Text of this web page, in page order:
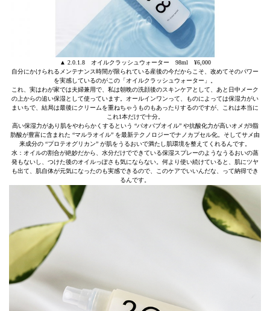
▲ 2.0.1.8 オイルクラッシュウォーター 98ml ¥6,000
自分にかけられるメンテナンス時間が限られている産後の今だからこそ、改めてそのパワー
を実感しているのがこの「オイルクラッシュウォーター」。
これ、実はわが家では夫婦兼用で、私は朝晩の洗顔後のスキンケアとして、あと日中メーク
の上からの追い保湿として使っています。オールインワンって、ものによっては保湿力がい
まいちで、結局は最後にクリームを重ねちゃうものもあったりするのですが、これは本当に
これ1本だけで十分。
高い保湿力があり肌をやわらかくするという “バオバブオイル” や抗酸化力が高いオメガ9脂
肪酸が豊富に含まれた “マルラオイル” を最新テクノロジーでナノカプセル化。そしてサメ由
来成分の “プロテオグリカン” が肌をうるおいで満たし肌環境を整えてくれるんです。
水：オイルの割合が絶妙だから、水分だけでできている保湿スプレーのようなうるおいの蒸
発もないし、つけた後のオイルっぽさも気にならない。何より使い続けていると、肌にツヤ
も出て、肌自体が元気になったのも実感できるので、このケアでいいんだな、って納得でき
るんです。